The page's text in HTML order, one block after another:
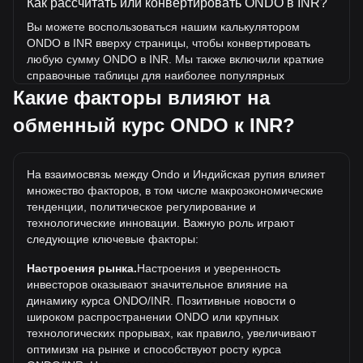
Как рассчитать или конвертировать ONDO в INR?
Вы можете воспользоваться нашим калькулятором
ONDO в INR вверху страницы, чтобы конвертировать
любую сумму ONDO в INR. Мы также включили краткие
справочные таблицы для наиболее популярных
конвертаций. Например, 5 INR эквивалентны 0.1406
ONDO, а 5 ONDO будут стоить около 177.8INR.
Какова самая высокая цена ONDO/INR в истории?
составляет ₹203.59. Еще неизвестно, превысит ли
стоимость 1 ONDO в INR текущий исторический
максимум.
Какова динамика цен в INR?
За последние 7 дней обменный курс Ondo (ONDO)
Ondo (ONDO) вырос на 10.86% по отношению к
следующей валюте: Индийская рупия (INR).
Какие факторы влияют на
обменный курс ONDO к INR?
На взаимосвязь между Ondo и Индийская рупия влияет
множество факторов, в том числе макроэкономические
тенденции, политическое регулирование и
технологические инновации. Важную роль играют
следующие ключевые факторы:
Настроения рынка.Настроения и уверенность
инвесторов оказывают значительное влияние на
динамику курса ONDO/INR. Позитивные новости о
широком распространении ONDO или крупных
технологических прорывах, как правило, увеличивают
оптимизм на рынке и способствуют росту курса